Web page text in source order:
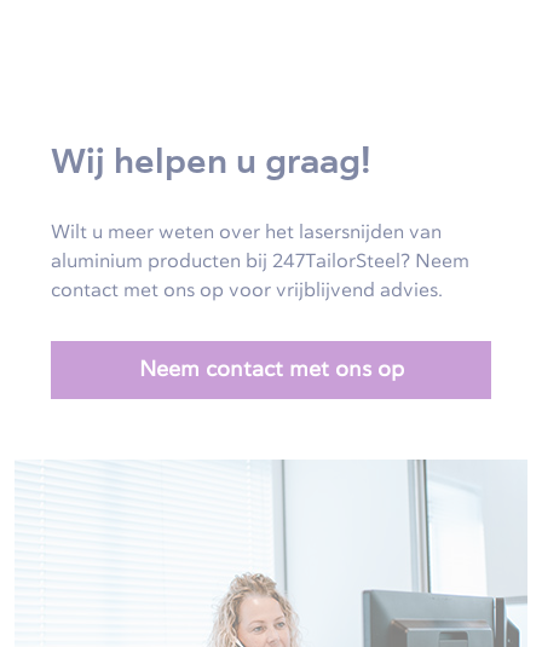
Wij helpen u graag!
Wilt u meer weten over het lasersnijden van
aluminium producten bij 247TailorSteel? Neem
contact met ons op voor vrijblijvend advies.
Neem contact met ons op